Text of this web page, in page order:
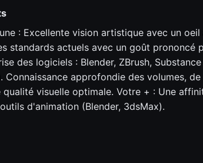
: Excellente vision artistique avec un
standards actuels avec un goût prononcé
des logiciels : Blender, ZBrush,
Connaissance approfondie des volumes,
qualité visuelle optimale. Votre + : Une
d'animation (Blender, 3dsMax).